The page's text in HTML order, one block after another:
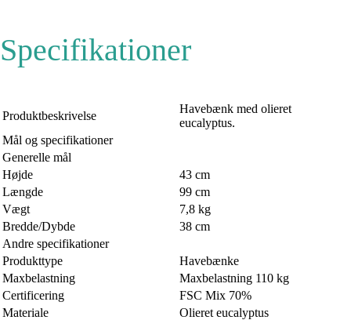
Specifikationer
Produktbeskrivelse
Havebænk med olieret
eucalyptus.
Mål og specifikationer
Generelle mål
Højde
43 cm
Længde
99 cm
Vægt
7,8 kg
Bredde/Dybde
38 cm
Andre specifikationer
Produkttype
Havebænke
Maxbelastning
Maxbelastning 110 kg
Certificering
FSC Mix 70%
Materiale
Olieret eucalyptus